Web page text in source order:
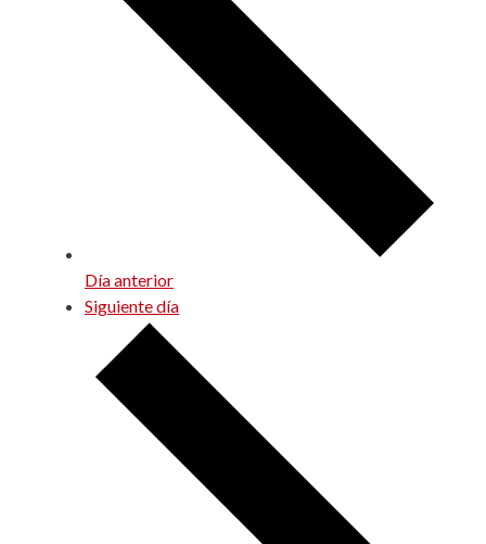
Día anterior
Siguiente día